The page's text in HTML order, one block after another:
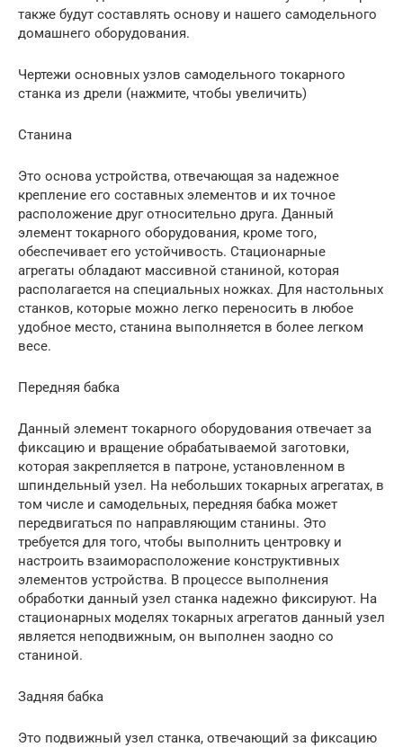
также будут составлять основу и нашего самодельного
домашнего оборудования.
Чертежи основных узлов самодельного токарного
станка из дрели (нажмите, чтобы увеличить)
Станина
Это основа устройства, отвечающая за надежное
крепление его составных элементов и их точное
расположение друг относительно друга. Данный
элемент токарного оборудования, кроме того,
обеспечивает его устойчивость. Стационарные
агрегаты обладают массивной станиной, которая
располагается на специальных ножках. Для настольных
станков, которые можно легко переносить в любое
удобное место, станина выполняется в более легком
весе.
Передняя бабка
Данный элемент токарного оборудования отвечает за
фиксацию и вращение обрабатываемой заготовки,
которая закрепляется в патроне, установленном в
шпиндельный узел. На небольших токарных агрегатах, в
том числе и самодельных, передняя бабка может
передвигаться по направляющим станины. Это
требуется для того, чтобы выполнить центровку и
настроить взаиморасположение конструктивных
элементов устройства. В процессе выполнения
обработки данный узел станка надежно фиксируют. На
стационарных моделях токарных агрегатов данный узел
является неподвижным, он выполнен заодно со
станиной.
Задняя бабка
Это подвижный узел станка, отвечающий за фиксацию